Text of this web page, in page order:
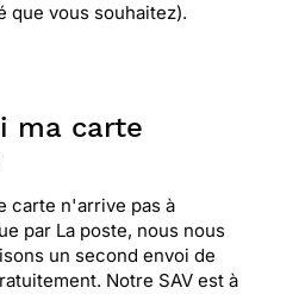
que vous souhaitez).
ma carte
carte n'arrive pas à
par La poste, nous nous
un second envoi de
Notre SAV est à